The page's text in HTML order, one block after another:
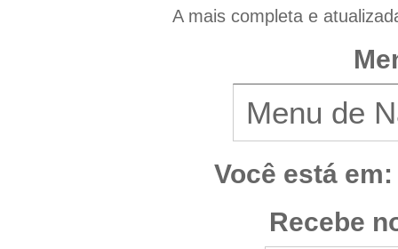
A mais completa e
Você está em:
Recebe